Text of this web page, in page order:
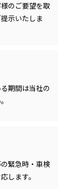
のご要望を取
示いたしま
期間は当社の
緊急時・車検
します。